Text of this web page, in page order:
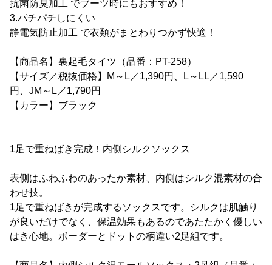
抗菌防臭加工 でブーツ時にもおすすめ！
3.パチパチしにくい
静電気防止加工 で衣類がまとわりつかず快適！
【商品名】裏起毛タイツ（品番：PT-258）
【サイズ／税抜価格】M～L／1,390円、L～LL／1,590
円、JM～L／1,790円
【カラー】ブラック
1足で重ねばき完成！内側シルクソックス
表側はふわふわのあったか素材、内側はシルク混素材の合
わせ技。
1足で重ねばきが完成するソックスです。シルクは肌触り
が良いだけでなく、保温効果もあるのであたたかく優しい
はき心地。ボーダーとドットの柄違い2足組です。